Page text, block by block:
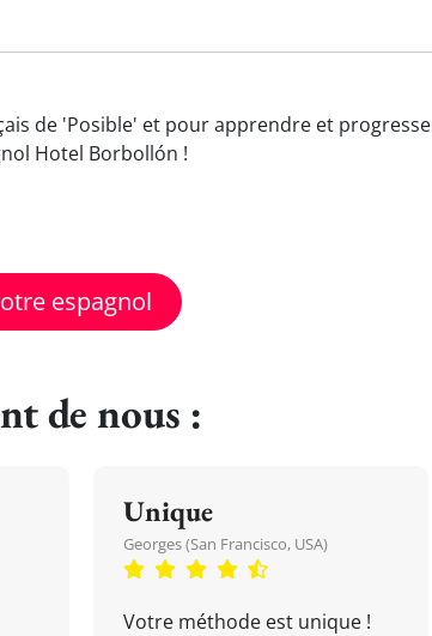
de 'Posible' et pour apprendre et
Hotel Borbollón !
espagnol
de nous :
Unique
Georges (San Francisco, USA)
Votre méthode est unique !